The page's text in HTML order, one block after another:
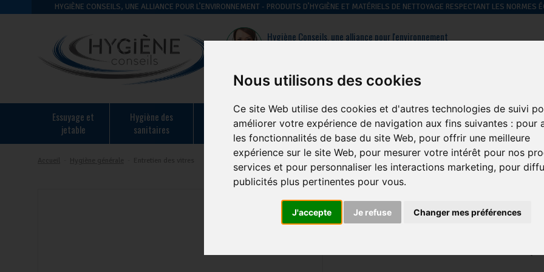
Nous utilisons des cookies
Ce site Web utilise des cookies et d'autres technologies de suivi
améliorer votre expérience de navigation aux fins suivantes : pour
les fonctionnalités de base du site Web, pour offrir une meilleure
expérience sur le site Web, pour mesurer votre intérêt pour nos
services et pour personnaliser les interactions marketing, pour
publicités plus pertinentes pour vous.
J'accepte Je refuse Changer mes préférences
HYGIÈNE CONSEILS, UNE ALLIANCE POUR L’ENVIRONNEMENT - PRODUITS D’HYGIÈNE ET MATÉRIELS DE NETTOYAGE RESPECTANT LES NORMES
Hygiène Conseils, une alliance pour l'environnement
essuyage et
jetable
hygiène des
sanitaires
restauration
hygiène des
sols
hygiène du
linge
hygiène
générale
gestion des
déchets
Grattoir Scrap Lame 10 Cm
Cm